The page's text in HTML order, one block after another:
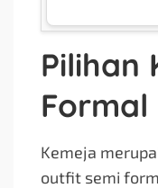
Pilihan
Kemeja
outfit semi